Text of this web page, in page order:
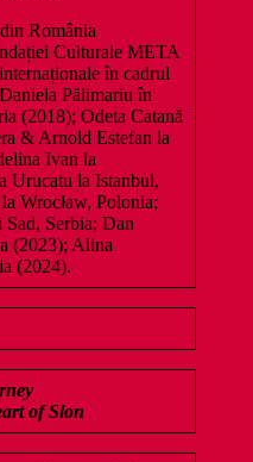
România
Culturale META
în cadrul
Pălimariu în
(2018); Odeta Catană
& Arnold Estefan la
Ivan la
Urucatu la Istanbul,
Wrocław, Polonia;
Serbia; Dan
(2023); Alina
(2024).
of Slon